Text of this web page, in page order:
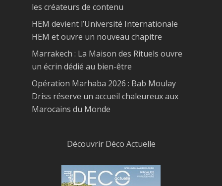
les créateurs de contenu
HEM devient l’Université Internationale
HEM et ouvre un nouveau chapitre
Marrakech : La Maison des Rituels ouvre
un écrin dédié au bien-être
Opération Marhaba 2026 : Bab Moulay
Driss réserve un accueil chaleureux aux
Marocains du Monde
Découvrir Déco Actuelle